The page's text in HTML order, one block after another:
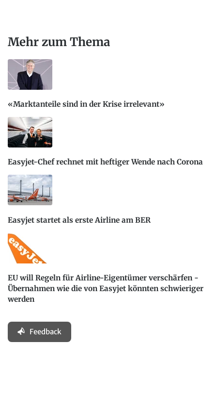
Mehr zum Thema
«Marktanteile sind in der Krise irrelevant»
Easyjet-Chef rechnet mit heftiger Wende nach Corona
Easyjet startet als erste Airline am BER
EU will Regeln für Airline-Eigentümer verschärfen -
Übernahmen wie die von Easyjet könnten schwieriger
werden
Feedback